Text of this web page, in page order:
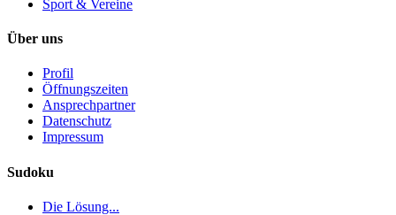
Sport & Vereine
Über uns
Profil
Öffnungszeiten
Ansprechpartner
Datenschutz
Impressum
Sudoku
Die Lösung...